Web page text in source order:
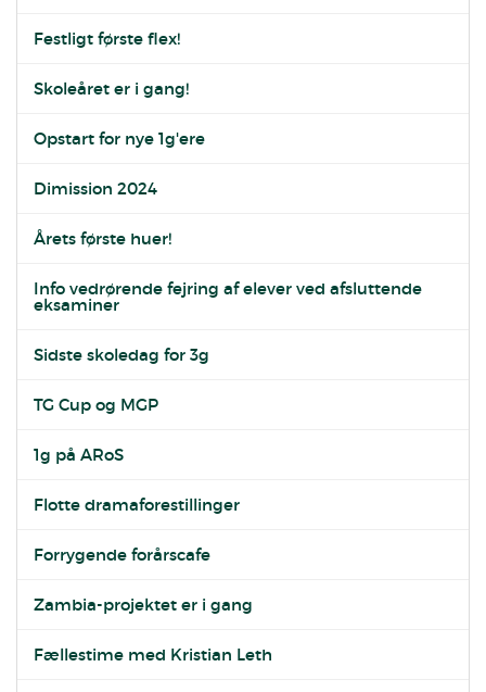
Festligt første flex!
Skoleåret er i gang!
Opstart for nye 1g'ere
Dimission 2024
Årets første huer!
Info vedrørende fejring af elever ved afsluttende
eksaminer
Sidste skoledag for 3g
TG Cup og MGP
1g på ARoS
Flotte dramaforestillinger
Forrygende forårscafe
Zambia-projektet er i gang
Fællestime med Kristian Leth